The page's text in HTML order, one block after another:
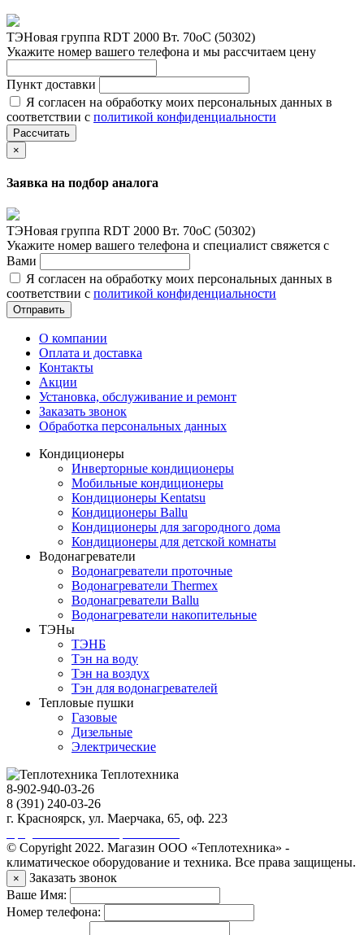
ТЭНовая группа RDT 2000 Вт. 70oС (50302)
Укажите номер вашего телефона и мы рассчитаем цену
Пункт доставки
Я согласен на обработку моих персональных данных в
соответствии с политикой конфиденциальности
Рассчитать
×
Заявка на подбор аналога
ТЭНовая группа RDT 2000 Вт. 70oС (50302)
Укажите номер вашего телефона и специалист свяжется с
Вами
Я согласен на обработку моих персональных данных в
соответствии с политикой конфиденциальности
Отправить
О компании
Оплата и доставка
Контакты
Акции
Установка, обслуживание и ремонт
Заказать звонок
Обработка персональных данных
Кондиционеры
Инверторные кондиционеры
Мобильные кондиционеры
Кондиционеры Kentatsu
Кондиционеры Ballu
Кондиционеры для загородного дома
Кондиционеры для детской комнаты
Водонагреватели
Водонагреватели проточные
Водонагреватели Thermex
Водонагреватели Ballu
Водонагреватели накопительные
ТЭНы
ТЭНБ
Тэн на воду
Тэн на воздух
Тэн для водонагревателей
Тепловые пушки
Газовые
Дизельные
Электрические
Теплотехника
8-902-940-03-26
8 (391) 240-03-26
г. Красноярск, ул. Маерчака, 65, оф. 223
© Copyright 2022. Магазин ООО «Теплотехника» -
климатическое оборудование и техника. Все права защищены.
×
Заказать звонок
Ваше Имя:
Номер телефона: